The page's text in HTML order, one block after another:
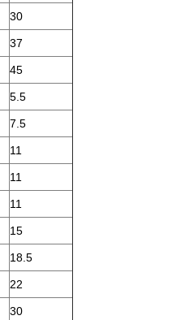
30
37
45
5.5
7.5
11
11
11
15
18.5
22
30